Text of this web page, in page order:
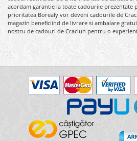
acordam garantie la toate cadourile prezentate
prioritatea Borealy vor deveni cadourile de
magazin beneficiind de livrare si ambalare
nostru de cadouri de Craciun pentru o